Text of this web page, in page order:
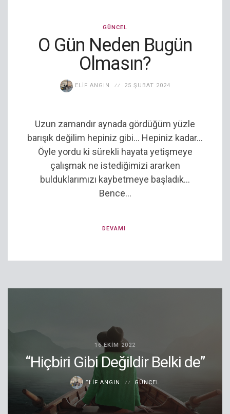
GÜNCEL
O Gün Neden Bugün
Olmasın?
ELIF ANGIN 25 ŞUBAT 2024
Uzun zamandır aynada gördüğüm yüzle
barışık değilim hepiniz gibi… Hepiniz kadar…
Öyle yordu ki sürekli hayata yetişmeye
çalışmak ne istediğimizi ararken
bulduklarımızı kaybetmeye başladık…
Bence...
DEVAMI
16 EKIM 2022
“Hiçbiri Gibi Değildir Belki de”
ELIF ANGIN GÜNCEL